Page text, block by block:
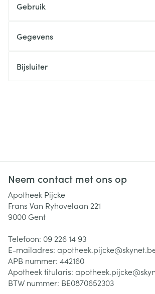
Gebruik
Gegevens
Bijsluiter
Neem contact met ons op
Apotheek Pijcke
Frans Van Ryhovelaan 221
9000 Gent
Telefoon: 09 226 14 93
E-mailadres: apotheek.pijcke@
APB nummer: 442160
Apotheek titularis:
BTW nummer: BE0870652303